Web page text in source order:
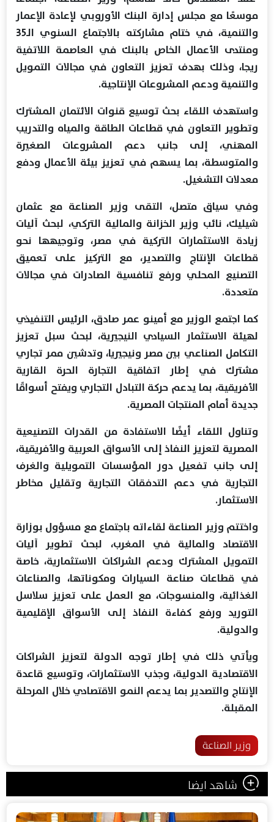
موسعًا مع مجلس إدارة البنك الأوروبي لإعادة الإعمار
والتنمية، في ختام مشاركته بالاجتماع السنوي الـ35
ومنتدى الأعمال الخاص بالبنك في العاصمة اللاتفية
ريجا، وذلك بهدف تعزيز التعاون في مجالات التمويل
والتنمية ودعم المشروعات الإنتاجية.
واستهدف اللقاء بحث توسيع قنوات الائتمان المشترك
وتطوير التعاون في قطاعات الطاقة والمياه والتدريب
المهني، إلى جانب دعم المشروعات الصغيرة
والمتوسطة، بما يسهم في تعزيز بيئة الأعمال ودفع
معدلات التشغيل.
وفي سياق متصل، التقى وزير الصناعة مع عثمان
شيليك، نائب وزير الخزانة والمالية التركي، لبحث آليات
زيادة الاستثمارات التركية في مصر، وتوجيهها نحو
قطاعات الإنتاج والتصدير، مع التركيز على تعميق
التصنيع المحلي ورفع تنافسية الصادرات في مجالات
متعددة.
كما اجتمع الوزير مع أمينو عمر صادق، الرئيس التنفيذي
لهيئة الاستثمار السيادي النيجيرية، لبحث سبل تعزيز
التكامل الصناعي بين مصر ونيجيريا، وتدشين ممر تجاري
مشترك في إطار اتفاقية التجارة الحرة القارية
الأفريقية، بما يدعم حركة التبادل التجاري ويفتح أسواقًا
جديدة أمام المنتجات المصرية.
وتناول اللقاء أيضًا الاستفادة من القدرات التصنيعية
المصرية لتعزيز النفاذ إلى الأسواق العربية والأفريقية،
إلى جانب تفعيل دور المؤسسات التمويلية والغرف
التجارية في دعم التدفقات التجارية وتقليل مخاطر
الاستثمار.
واختتم وزير الصناعة لقاءاته باجتماع مع مسؤول بوزارة
الاقتصاد والمالية في المغرب، لبحث تطوير آليات
التمويل المشترك ودعم الشراكات الاستثمارية، خاصة
في قطاعات صناعة السيارات ومكوناتها، والصناعات
الغذائية، والمنسوجات، مع العمل على تعزيز سلاسل
التوريد ورفع كفاءة النفاذ إلى الأسواق الإقليمية
والدولية.
ويأتي ذلك في إطار توجه الدولة لتعزيز الشراكات
الاقتصادية الدولية، وجذب الاستثمارات، وتوسيع قاعدة
الإنتاج والتصدير بما يدعم النمو الاقتصادي خلال المرحلة
المقبلة.
وزير الصناعة
شاهد ايضا